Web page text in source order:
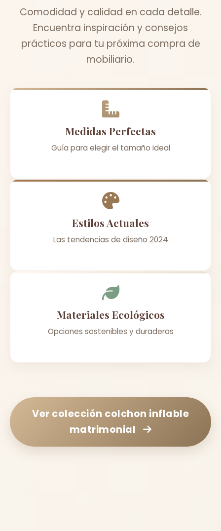
Comodidad y calidad en cada detalle.
Encuentra inspiración y consejos
prácticos para tu próxima compra de
mobiliario.
Medidas Perfectas
Guía para elegir el tamaño ideal
Estilos Actuales
Las tendencias de diseño 2024
Materiales Ecológicos
Opciones sostenibles y duraderas
Ver colección colchon inflable
matrimonial